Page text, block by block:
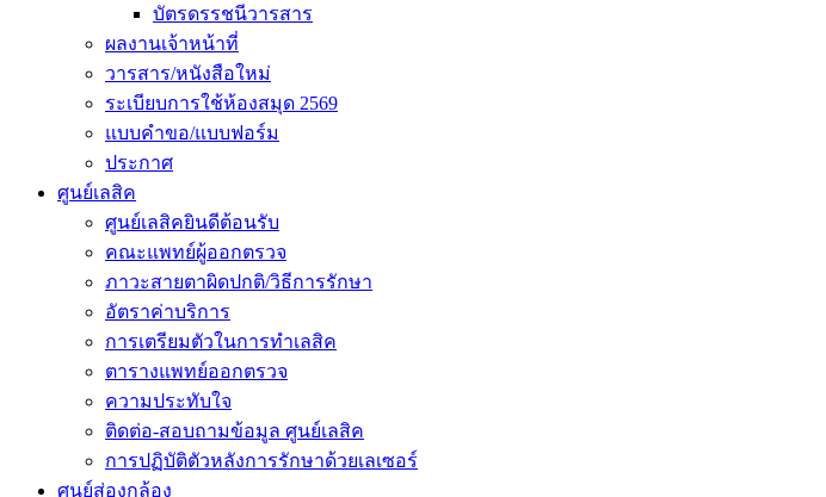
บัตรดรรชนีวารสาร
ผลงานเจ้าหน้าที่
วารสาร/หนังสือใหม่
ระเบียบการใช้ห้องสมุด 2569
แบบคำขอ/แบบฟอร์ม
ประกาศ
ศูนย์เลสิค
ศูนย์เลสิคยินดีต้อนรับ
คณะแพทย์ผู้ออกตรวจ
ภาวะสายตาผิดปกติ/วิธีการรักษา
อัตราค่าบริการ
การเตรียมตัวในการทำเลสิค
ตารางแพทย์ออกตรวจ
ความประทับใจ
ติดต่อ-สอบถามข้อมูล ศูนย์เลสิค
การปฏิบัติตัวหลังการรักษาด้วยเลเซอร์
ศูนย์ส่องกล้อง